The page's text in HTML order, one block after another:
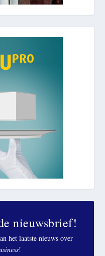
nieuwsbrief!
het laatste nieuws over
!